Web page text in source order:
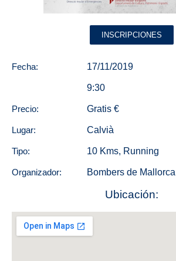
INSCRIPCIONES
Fecha: 17/11/2019
9:30
Precio: Gratis €
Lugar: Calvià
Tipo: 10 Kms, Running
Organizador: Bombers de Mallorca
Ubicación: